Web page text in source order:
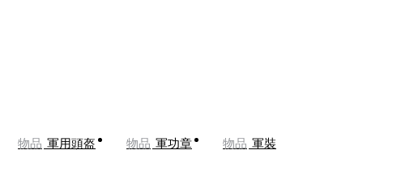
物品 軍用頭盔 物品 軍功章 物品 軍裝